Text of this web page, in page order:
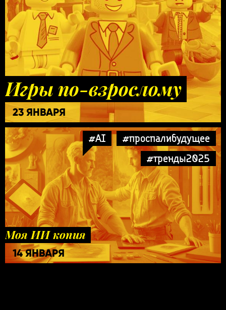
Игры по-взрослому
23 ЯНВАРЯ
#AI
#проспалибудущее
#тренды2025
Моя ИИ копия
14 ЯНВАРЯ